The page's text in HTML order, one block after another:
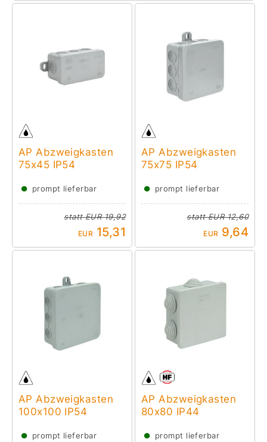
AP Abzweigkasten
75x45 IP54
● prompt lieferbar
stattEUR 19,92
EUR 15,31
AP Abzweigkasten
75x75 IP54
● prompt lieferbar
stattEUR 12,60
EUR 9,64
AP Abzweigkasten
100x100 IP54
● prompt lieferbar
AP Abzweigkasten
80x80 IP44
● prompt lieferbar